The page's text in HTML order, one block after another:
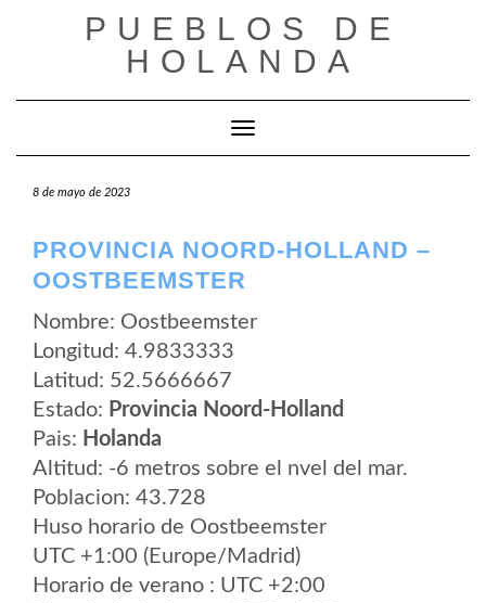
PUEBLOS DE
HOLANDA
Cambiar modo de navegación
8 de mayo de 2023
PROVINCIA NOORD-HOLLAND –
OOSTBEEMSTER
Nombre: Oostbeemster
Longitud: 4.9833333
Latitud: 52.5666667
Estado: Provincia Noord-Holland
Pais: Holanda
Altitud: -6 metros sobre el nvel del mar.
Poblacion: 43.728
Huso horario de Oostbeemster
UTC +1:00 (Europe/Madrid)
Horario de verano : UTC +2:00